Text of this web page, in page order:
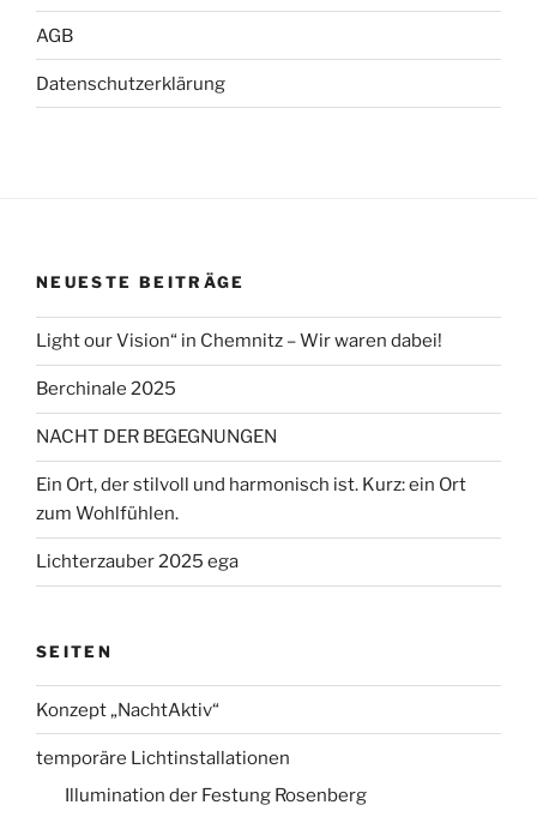
AGB
Datenschutzerklärung
NEUESTE BEITRÄGE
Light our Vision“ in Chemnitz – Wir waren dabei!
Berchinale 2025
NACHT DER BEGEGNUNGEN
Ein Ort, der stilvoll und harmonisch ist. Kurz: ein Ort
zum Wohlfühlen.
Lichterzauber 2025 ega
SEITEN
Konzept „NachtAktiv“
temporäre Lichtinstallationen
Illumination der Festung Rosenberg